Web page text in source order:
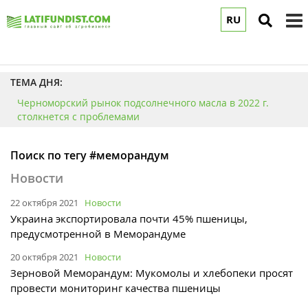
RU
ТЕМА ДНЯ:
Черноморский рынок подсолнечного масла в 2022 г.
столкнется с проблемами
Поиск по тегу #меморандум
Новости
22 октября 2021 Новости
Украина экспортировала почти 45% пшеницы,
предусмотренной в Меморандуме
20 октября 2021 Новости
Зерновой Меморандум: Мукомолы и хлебопеки просят
провести мониторинг качества пшеницы